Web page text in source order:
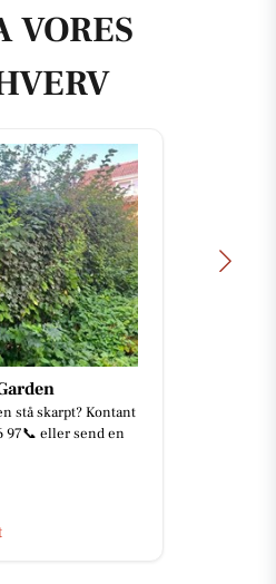
VORES
stå skarpt? Kontant
97📞 eller send en